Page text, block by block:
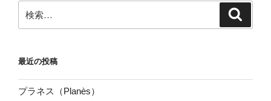
索:
最近の投稿
プラネス（Planès）